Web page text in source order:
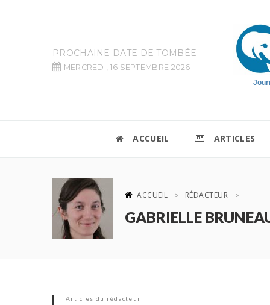
PROCHAINE DATE DE TOMBÉE
MERCREDI, 16 SEPTEMBRE 2026
ACCUEIL ARTICLES
ACCUEIL RÉDACTEUR
GABRIELLE
Articles du rédacteur